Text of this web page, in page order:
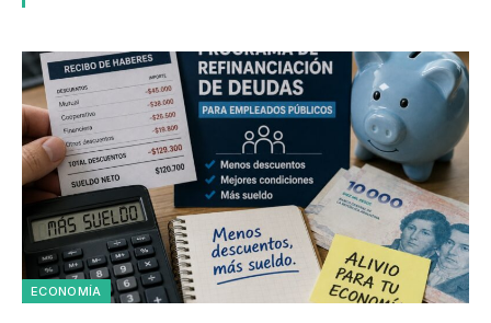
ECONOMÍA